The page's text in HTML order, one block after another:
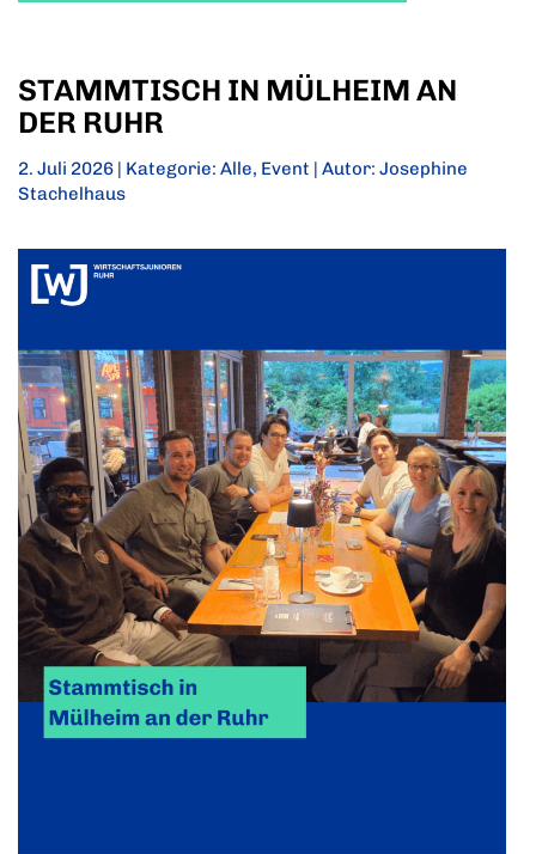
STAMMTISCH IN MÜLHEIM AN
DER RUHR
2. Juli 2026 | Kategorie: Alle, Event | Autor: Josephine
Stachelhaus